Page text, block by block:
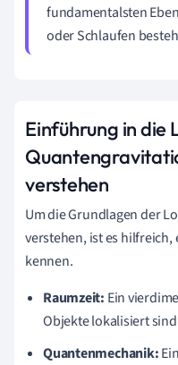
fundamentalsten
oder Schlaufen
Einführung in die
verstehen
Um die Grundlagen der
verstehen, ist es
kennen.
Raumzeit: Ein
Objekte lokalisiert
Quantenmechanik: